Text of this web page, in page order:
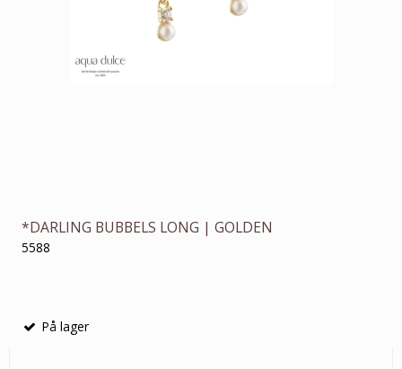
*DARLING BUBBELS LONG | GOLDEN
5588
På lager